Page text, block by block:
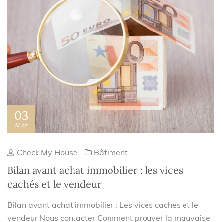
03
Mar
Check My House Bâtiment
Bilan avant achat immobilier : les vices
cachés et le vendeur
Bilan avant achat immobilier : Les vices cachés et le
vendeur Nous contacter Comment prouver la mauvaise